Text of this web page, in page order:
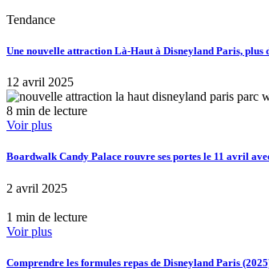
Tendance
Une nouvelle attraction Là-Haut à Disneyland Paris, plus
12 avril 2025
8 min de lecture
Voir plus
Boardwalk Candy Palace rouvre ses portes le 11 avril
2 avril 2025
1 min de lecture
Voir plus
Comprendre les formules repas de Disneyland Paris